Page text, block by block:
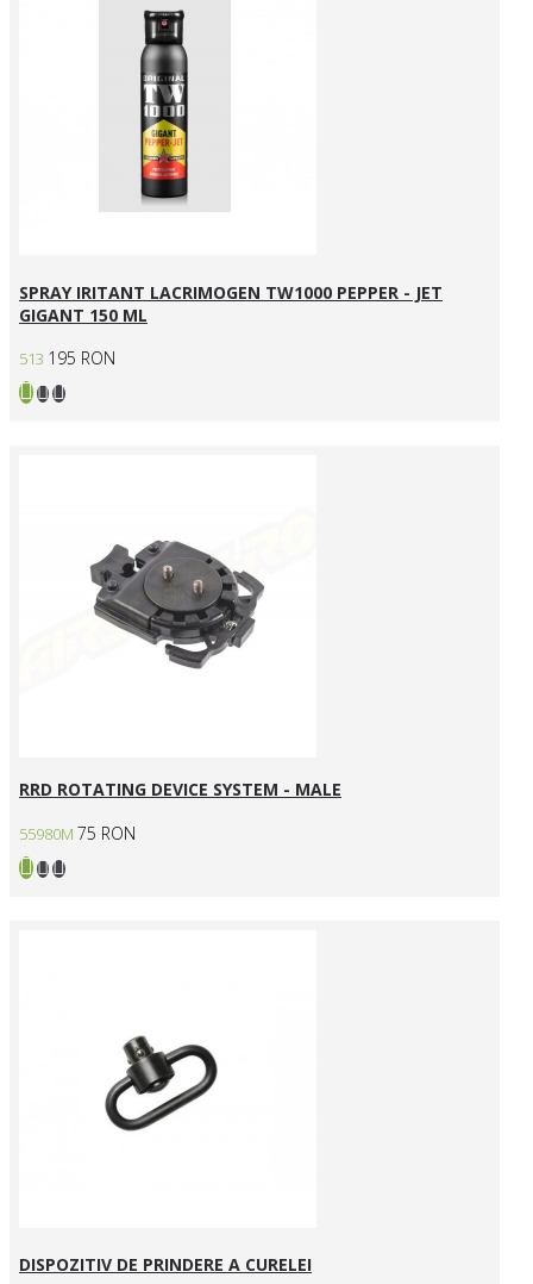
SPRAY IRITANT LACRIMOGEN TW1000 PEPPER - JET
GIGANT 150 ML
513 195 RON
RRD ROTATING DEVICE SYSTEM - MALE
55980M 75 RON
DISPOZITIV DE PRINDERE A CURELEI